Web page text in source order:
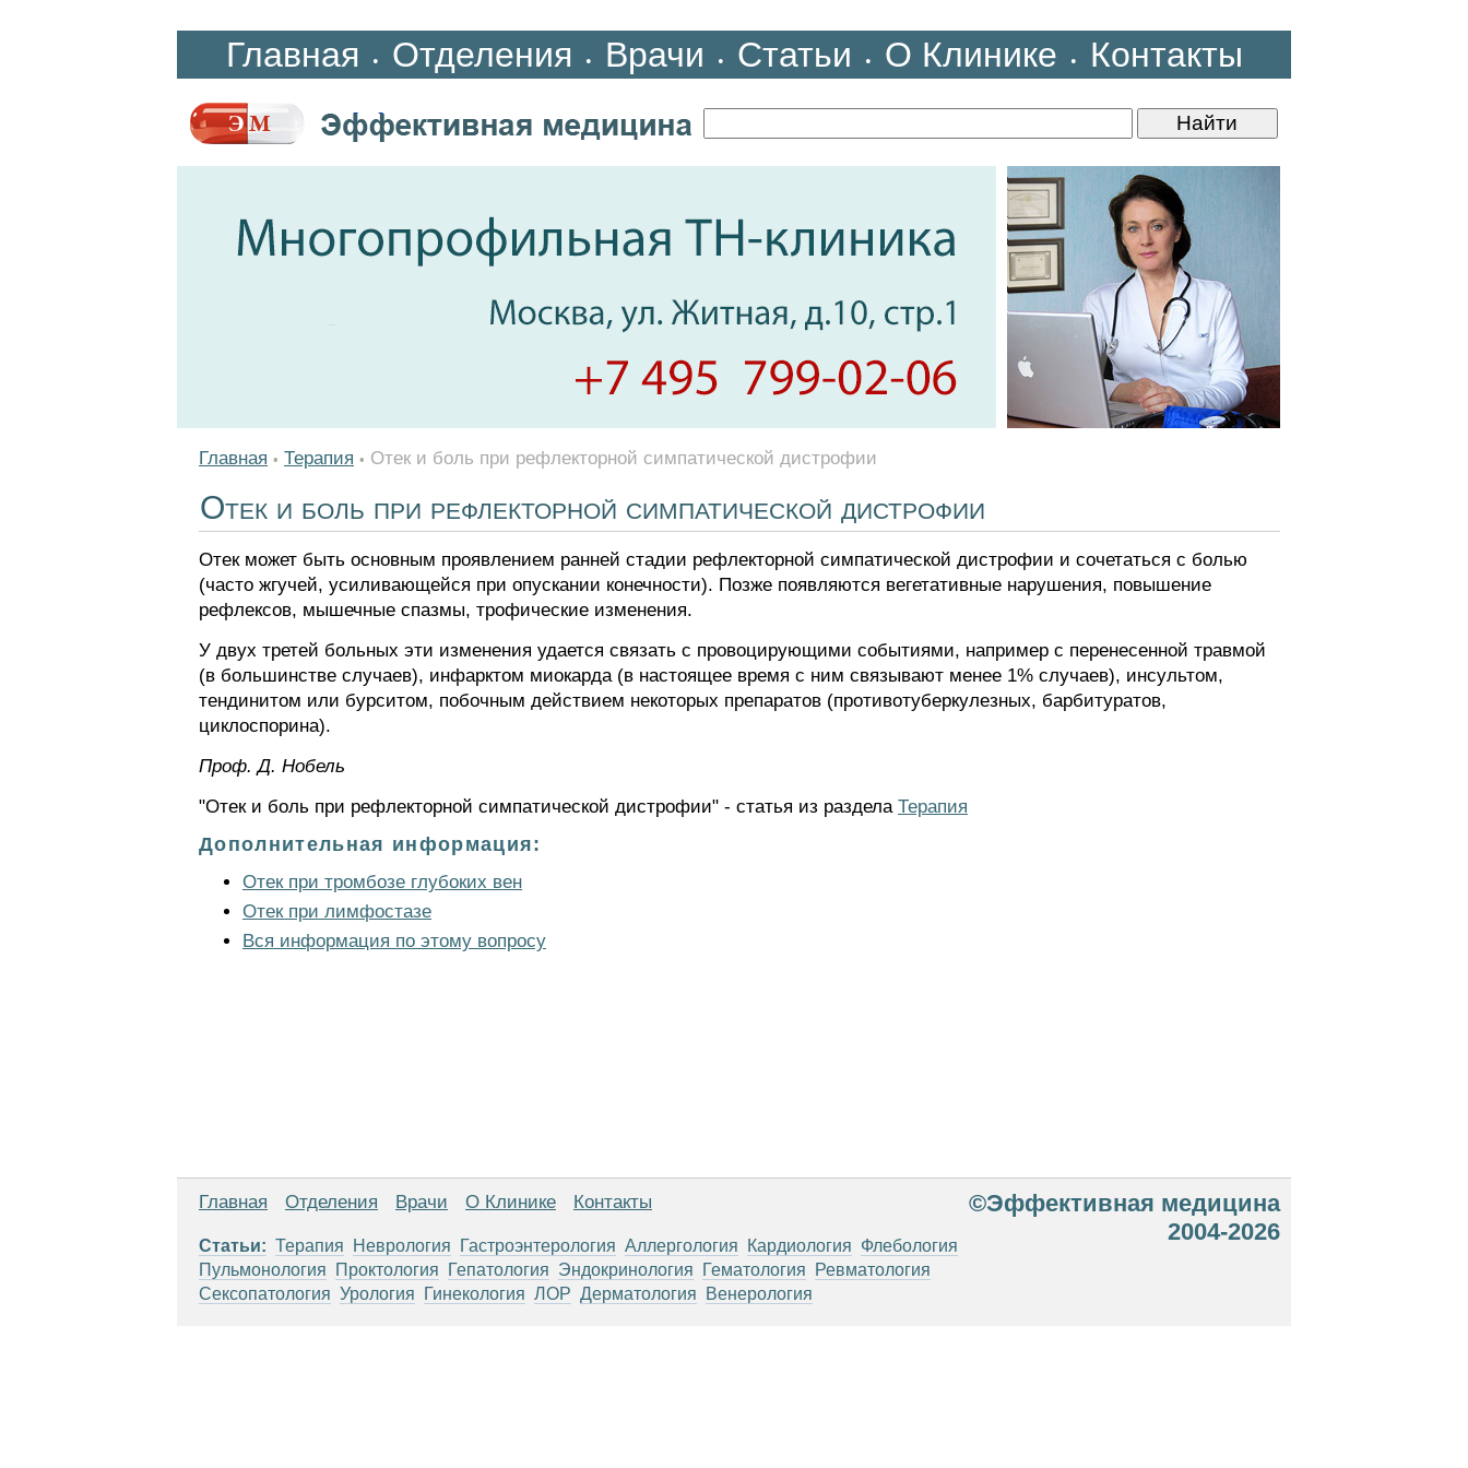
Главная • Отделения • Врачи • Статьи • О Клинике • Контакты
Главная • Терапия • Отек и боль при рефлекторной симпатической дистрофии
Отек и боль при рефлекторной симпатической дистрофии
Отек может быть основным проявлением ранней стадии рефлекторной симпатической дистрофии и сочетаться с болью
(часто жгучей, усиливающейся при опускании конечности). Позже появляются вегетативные нарушения, повышение
рефлексов, мышечные спазмы, трофические изменения.
У двух третей больных эти изменения удается связать с провоцирующими событиями, например с перенесенной травмой
(в большинстве случаев), инфарктом миокарда (в настоящее время с ним связывают менее 1% случаев), инсультом,
тендинитом или бурситом, побочным действием некоторых препаратов (противотуберкулезных, барбитуратов,
циклоспорина).
Проф. Д. Нобель
"Отек и боль при рефлекторной симпатической дистрофии" - статья из раздела Терапия
Дополнительная информация:
Отек при тромбозе глубоких вен
Отек при лимфостазе
Вся информация по этому вопросу
Главная Отделения Врачи О Клинике Контакты
Статьи: Терапия Неврология Гастроэнтерология Аллергология Кардиология Флебология
Пульмонология
Проктология Гепатология Эндокринология Гематология
Ревматология
Сексопатология Урология Гинекология ЛОР Дерматология Венерология
©Эффективная медицина
2004-2026